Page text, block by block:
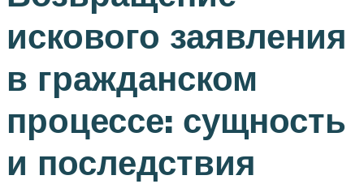
искового заявления
в гражданском
процессе: сущность
и последствия